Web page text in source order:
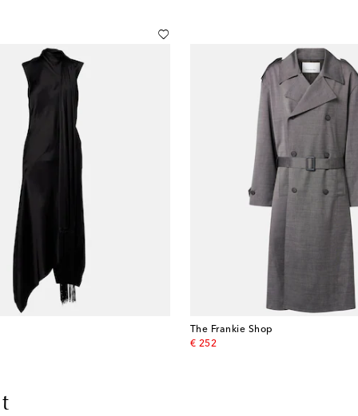
The Frankie Shop
€ 252
original price